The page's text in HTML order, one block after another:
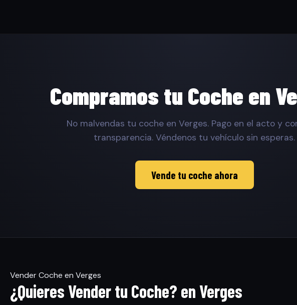
Compramos tu Coche en
No malvendas tu coche en Verges. Pago en el acto y
transparencia. Véndenos tu vehículo sin esperas.
Vende tu coche ahora
Vender Coche en Verges
¿Quieres Vender tu Coche? en Verges